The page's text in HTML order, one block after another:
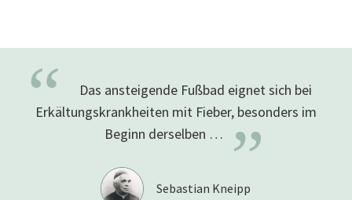
“
Das ansteigende Fußbad eignet sich bei
Erkältungskrankheiten mit Fieber, besonders im
Beginn derselben … ”
Sebastian Kneipp